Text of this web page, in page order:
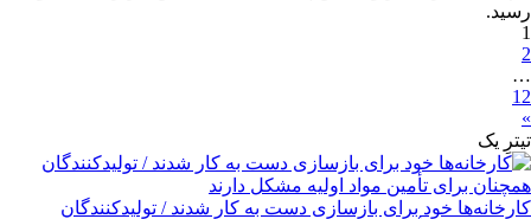
رسید.
1
2
…
12
»
تیترِ یک
کارخانه‌ها خود برای بازسازی دست به کار شدند / تولیدکنندگان